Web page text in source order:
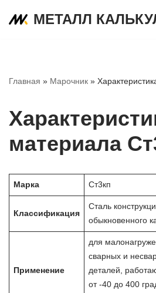
МЕТАЛЛ
Главная » Марочник »
материала
Марка Ст3кп
Классификация
Сталь
обыкновенного
Применение
для
сварных и
деталей,
от -40 до 400